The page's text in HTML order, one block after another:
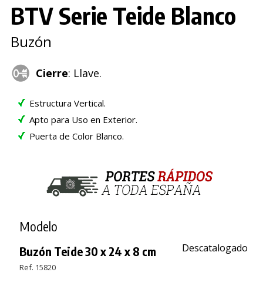
BTV Serie Teide Blanco
Buzón
Cierre: Llave.
Estructura Vertical.
Apto para Uso en Exterior.
Puerta de Color Blanco.
Modelo
Buzón Teide 30 x 24 x 8 cm
Ref. 15820
Descatalogado